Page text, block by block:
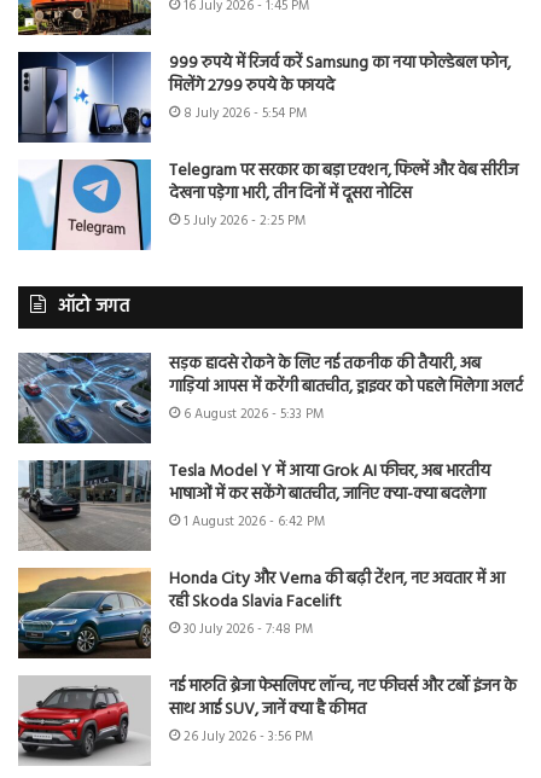
16 July 2026 - 1:45 PM
999 रुपये में रिजर्व करें Samsung का नया फोल्डेबल फोन,
मिलेंगे 2799 रुपये के फायदे
8 July 2026 - 5:54 PM
Telegram पर सरकार का बड़ा एक्शन, फिल्में और वेब सीरीज
देखना पड़ेगा भारी, तीन दिनों में दूसरा नोटिस
5 July 2026 - 2:25 PM
ऑटो जगत
सड़क हादसे रोकने के लिए नई तकनीक की तैयारी, अब
गाड़ियां आपस में करेंगी बातचीत, ड्राइवर को पहले मिलेगा अलर्ट
6 August 2026 - 5:33 PM
Tesla Model Y में आया Grok AI फीचर, अब भारतीय
भाषाओं में कर सकेंगे बातचीत, जानिए क्या-क्या बदलेगा
1 August 2026 - 6:42 PM
Honda City और Verna की बढ़ी टेंशन, नए अवतार में आ
रही Skoda Slavia Facelift
30 July 2026 - 7:48 PM
नई मारुति ब्रेजा फेसलिफ्ट लॉन्च, नए फीचर्स और टर्बो इंजन के
साथ आई SUV, जानें क्या है कीमत
26 July 2026 - 3:56 PM